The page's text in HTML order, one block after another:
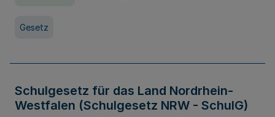
Gesetz
Schulgesetz für das Land Nordrhein-
Westfalen (Schulgesetz NRW - SchulG)